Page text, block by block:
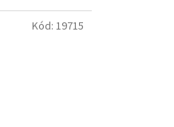
Kód: 19715